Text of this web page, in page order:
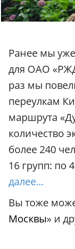
Ранее мы
для ОАО
раз мы
переулкам
маршрута
количество
более 240
16 групп: по
далее...
Вы тоже
Москвы» и